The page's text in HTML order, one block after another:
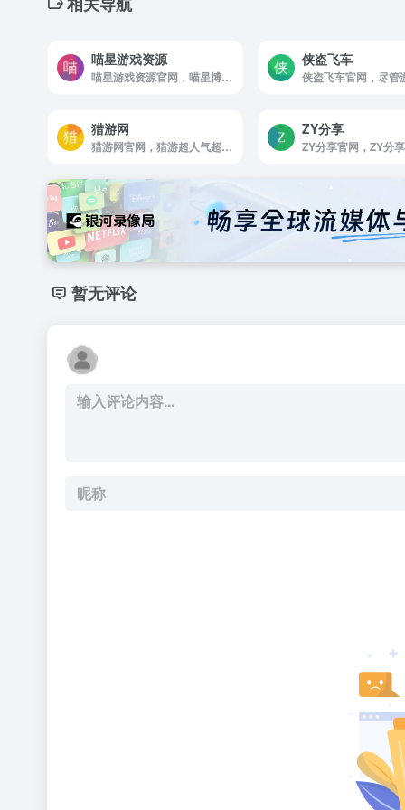
喵星游戏资源
喵星游戏资源官网，喵星博客，喵星博客，大型单机游戏下载，游戏，电脑游戏，PC游戏，MOD独家整合，冒险游戏，模拟经营，策略游戏，合集游戏，推荐游戏，体育赛车，射击游戏，联机游戏
侠盗飞车
猎游网
猎游网官网，猎游超人气超火爆的游戏约玩，组队开黑，语音连麦交友APP！约玩王者荣耀吃鸡热门游戏，围观真实有趣的生活动态，在聊天室语音连麦K歌交友 ，在电玩室畅玩互动小游戏超多好玩有趣的小伙伴和新玩法，嗨玩停不下来！
ZY分享
暂无评论